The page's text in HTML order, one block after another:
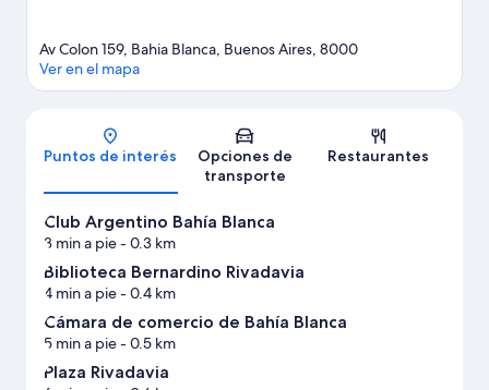
Mapa
Av Colon 159, Bahia Blanca, Buenos Aires, 8000
Ver en el mapa
Puntos de interés
Opciones de
transporte
Restaurantes
Club Argentino Bahía Blanca
3 min a pie- 0.3 km
Biblioteca Bernardino Rivadavia
4 min a pie- 0.4 km
Cámara de comercio de Bahía Blanca
5 min a pie- 0.5 km
Plaza Rivadavia